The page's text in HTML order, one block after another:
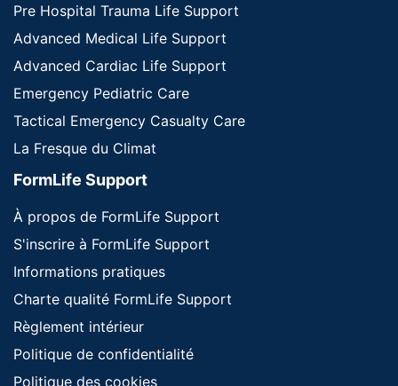
Pre Hospital Trauma Life Support
Advanced Medical Life Support
Advanced Cardiac Life Support
Emergency Pediatric Care
Tactical Emergency Casualty Care
La Fresque du Climat
FormLife Support
À propos de FormLife Support
S'inscrire à FormLife Support
Informations pratiques
Charte qualité FormLife Support
Règlement intérieur
Politique de confidentialité
Politique des cookies